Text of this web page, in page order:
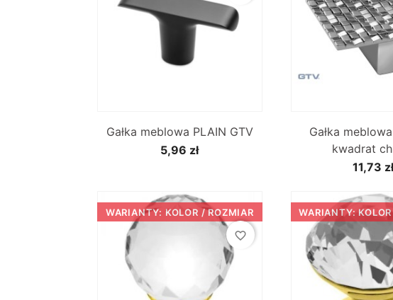
Gałka meblowa PLAIN GTV
5,96 zł
Gałka
kwadrat
11,73 zł
WARIANTY: KOLOR / ROZMIAR
favorite_border
WARIANTY: